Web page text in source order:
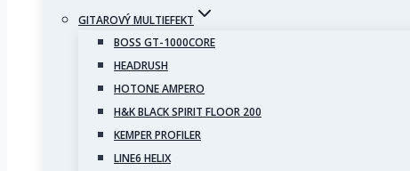
GITAROVÝ MULTIEFEKT
BOSS GT-1000CORE
HEADRUSH
HOTONE AMPERO
H&K BLACK SPIRIT FLOOR 200
KEMPER PROFILER
LINE6 HELIX